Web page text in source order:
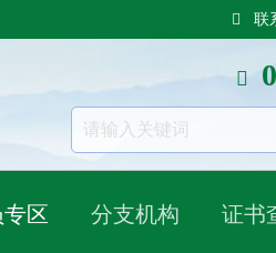
联
区 分支机构 证书